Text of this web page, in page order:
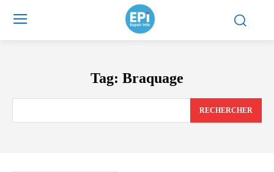
Tag: Braquage
RECHERCHER